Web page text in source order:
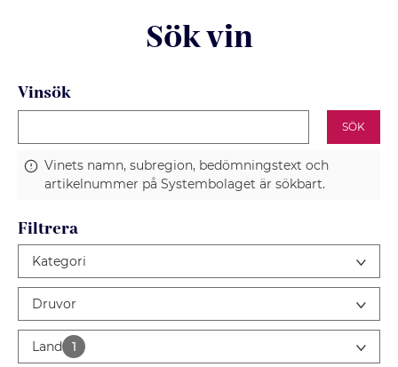
Sök vin
Vinsök
SÖK
Vinets namn, subregion, bedömningstext och
artikelnummer på Systembolaget är sökbart.
Filtrera
Kategori
Druvor
Land 1